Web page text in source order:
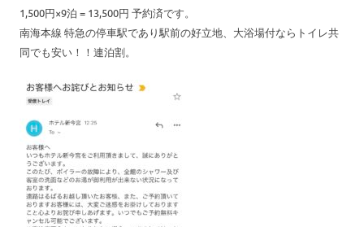
1,500円×9泊 = 13,500円 予約済です。
南海本線 特急の停車駅であり駅前の好立地、大浴場付ならトイレ共
同でも安い！！連泊割。